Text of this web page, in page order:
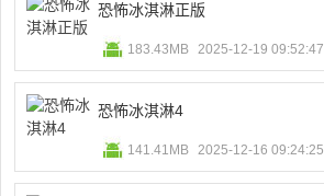
恐怖冰淇淋正版
183.43MB 2025-12-19 09:52:47
恐怖冰淇淋4
141.41MB 2025-12-16 09:24:25